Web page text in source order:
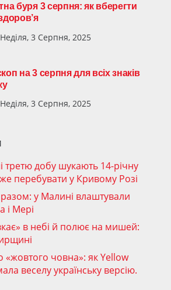
буря 3 серпня: як вберегти
3 Серпня, 2025
на 3 серпня для всіх знаків
3 Серпня, 2025
добу шукають 14-річну
перебувати у Кривому Розі
разом: у Малині влаштували
і Мері
в небі й полює на мишей:
«жовтого човна»: як Yellow
веселу українську версію.